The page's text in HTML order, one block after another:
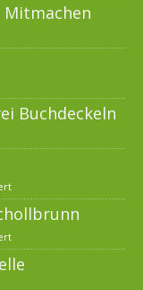
Buchdeckeln